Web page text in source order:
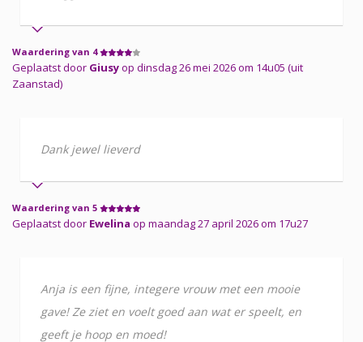
Waardering van 4
Geplaatst door Giusyop dinsdag 26 mei 2026 om 14u05 (uit
Zaanstad)
Dank jewel lieverd
Waardering van 5
Geplaatst door Ewelina op maandag 27 april 2026 om 17u27
Anja is een fijne, integere vrouw met een mooie
gave! Ze ziet en voelt goed aan wat er speelt, en
geeft je hoop en moed!